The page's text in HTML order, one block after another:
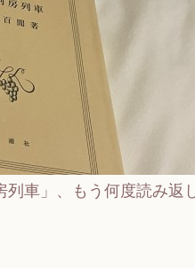
列車」、もう何度読み返